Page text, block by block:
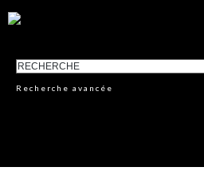
Recherche avancée